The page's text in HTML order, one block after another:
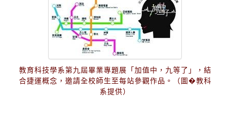
教育科技學系第九屆畢業專題展「加值中，九等了」，結
合捷運概念，邀請全校師生至每站參觀作品。（圖�教科
系提供）